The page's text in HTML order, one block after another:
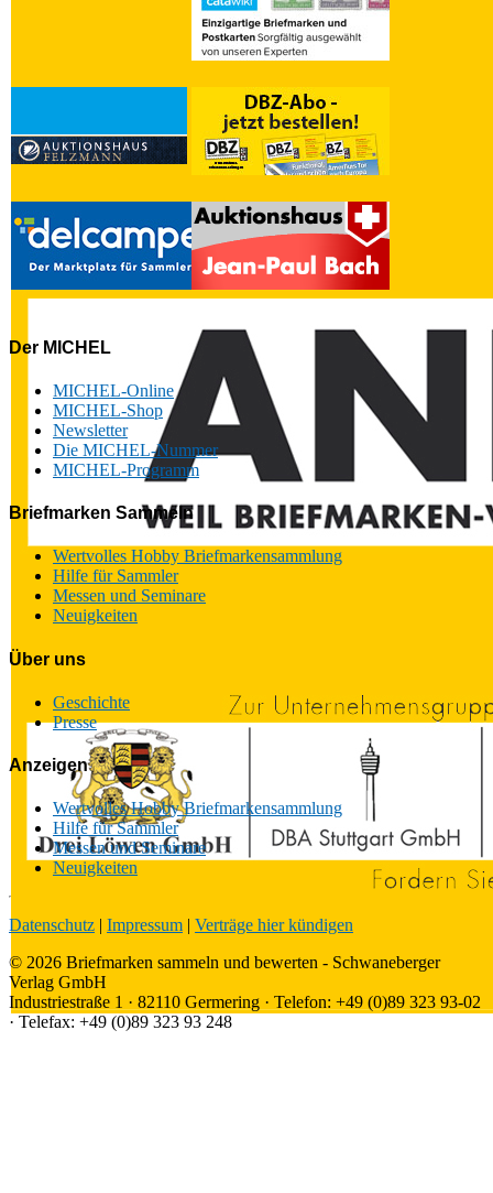
Der MICHEL
MICHEL-Online
MICHEL-Shop
Newsletter
Die MICHEL-Nummer
MICHEL-Programm
Briefmarken Sammeln
Wertvolles Hobby Briefmarkensammlung
Hilfe für Sammler
Messen und Seminare
Neuigkeiten
Über uns
Geschichte
Presse
Anzeigen
Wertvolles Hobby Briefmarkensammlung
Hilfe für Sammler
Messen und Seminare
Neuigkeiten
Datenschutz | Impressum | Verträge hier kündigen
© 2026 Briefmarken sammeln und bewerten - Schwaneberger
Verlag GmbH
Industriestraße 1 · 82110 Germering · Telefon: +49 (0)89 323 93-02
· Telefax: +49 (0)89 323 93 248